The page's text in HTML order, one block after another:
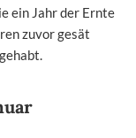
ein Jahr der Ernte
zuvor gesät